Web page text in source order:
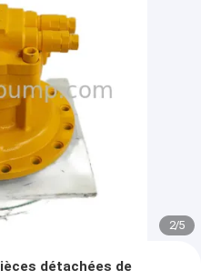
2/5
détachées de